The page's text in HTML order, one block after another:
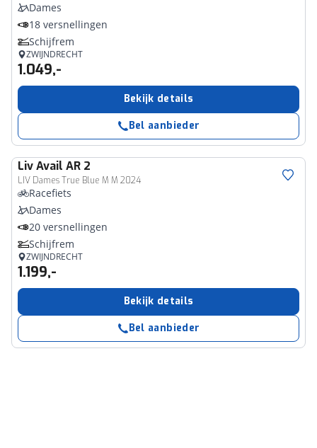
Dames
18 versnellingen
Schijfrem
ZWIJNDRECHT
1.049,-
Bekijk details
Bel aanbieder
LivAvail AR 2
LIV Dames True Blue M M 2024
Racefiets
Dames
20 versnellingen
Schijfrem
ZWIJNDRECHT
1.199,-
Bekijk details
Bel aanbieder